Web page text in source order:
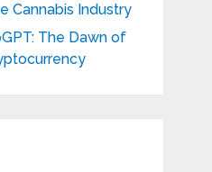
Cannabis Industry
The Dawn of